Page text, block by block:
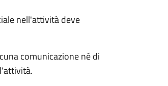
nell'attività deve
comunicazione né di